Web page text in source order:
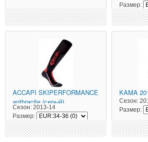
Размер:
ACCAPI SKIPERFORMANCE
anthracite (серый)
Сезон: 2013-14
Размер:
KAMA
Сезон:
Размер: